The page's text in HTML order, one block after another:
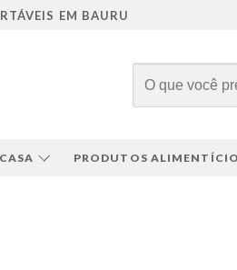
EM BAURU
por:
CASA PRODUTOS